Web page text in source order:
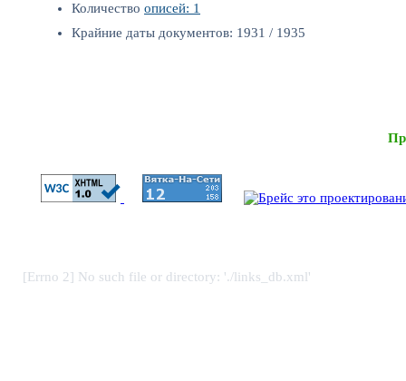
Количество описей: 1
Крайние даты документов: 1931 / 1935
[Errno 2] No such file or directory: './links_db.xml'